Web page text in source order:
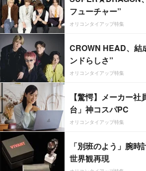
フューチャー”
オリコンタイアップ特集
CROWN HEAD、結
ンドらしさ”
オリコンタイアップ特集
【驚愕】メーカー
台」神コスパPC
オリコンタイアップ特集
「別班のよう」腕
世界観再現